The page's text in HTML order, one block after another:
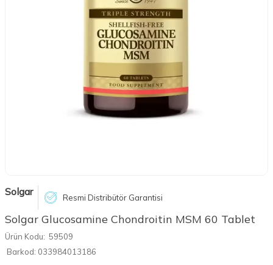
Solgar Resmi Distribütör Garantisi
Solgar Glucosamine Chondroitin MSM 60 Tablet
Ürün Kodu: 59509
Barkod: 033984013186